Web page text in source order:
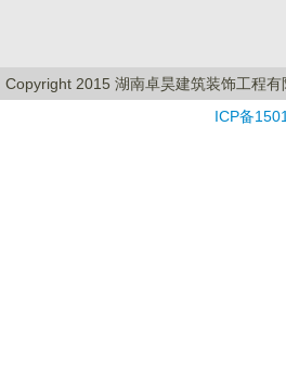
Copyright 2015 湖南卓昊建筑装饰工程有
ICP备